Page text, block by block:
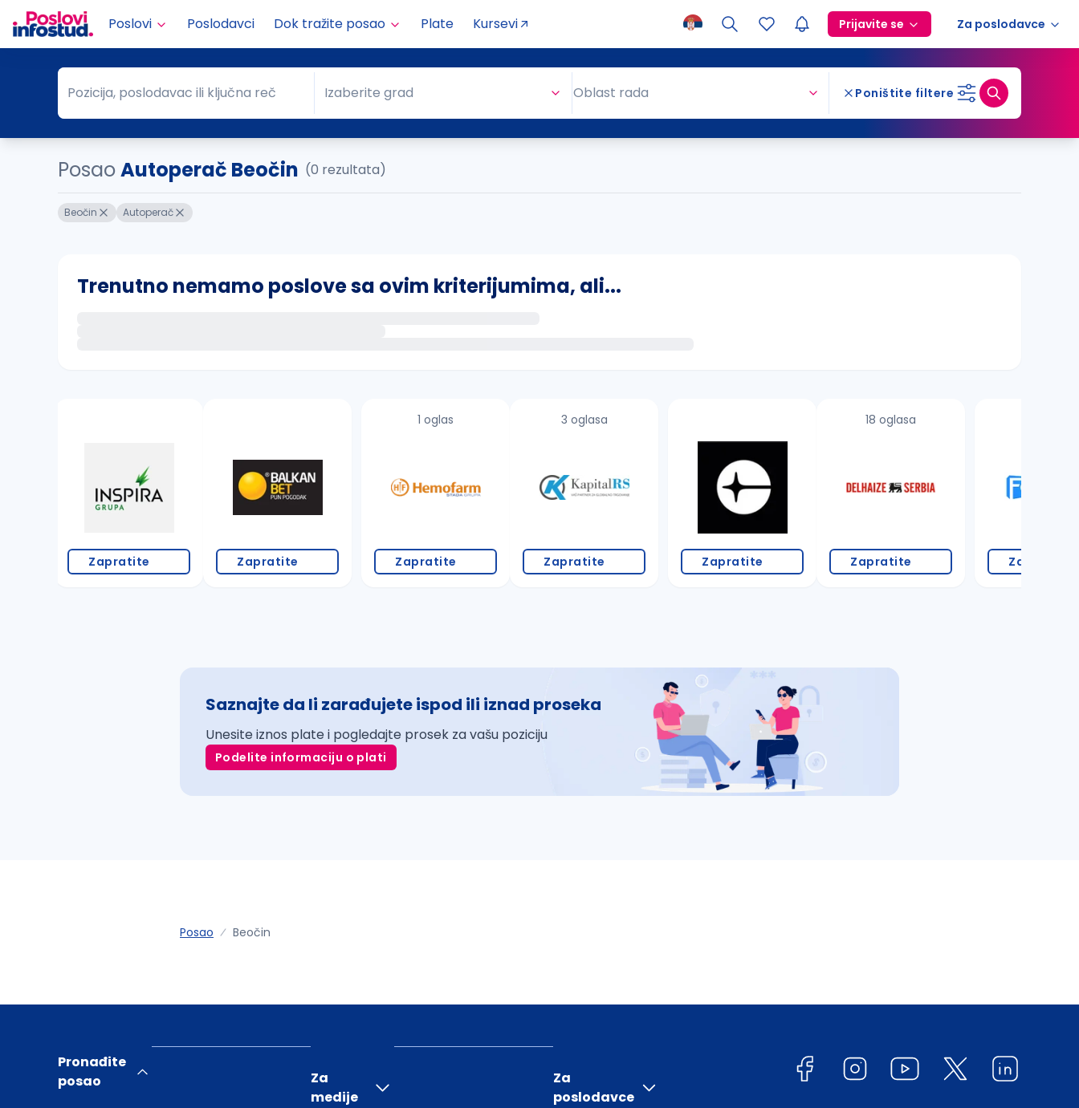
Poslovi Poslodavci Dok tražite posao Plate Kursevi Prijavite se Za poslodavce
Pozicija, poslodavac ili ključna reč
Pozicija, poslodavac ili ključna reč Grad
Izaberite grad Oblast rada Poništite filtere
PosaoAutoperač Beočin (0 rezultata)
Beočin Autoperač
Trenutno nemamo poslove sa ovim kriterijumima, ali...
proverite pravopisne greške (koristite č, ć, š, đ, ž, dž)
povećajte radijus za odabrani grad
Zapratite Zapratite
1 oglas
Zapratite
3 oglasa
Zapratite Zapratite
18 oglasa
Zapratite Zapratite
Saznajte da li zarađujete ispod ili iznad proseka
Unesite iznos plate i pogledajte prosek za vašu poziciju
Podelite informaciju o plati
Posao Beočin
Pronađite
posao
Za
medije
Za
poslodavce